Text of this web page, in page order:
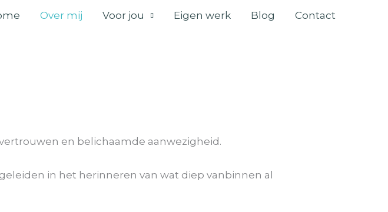
Over mij Voor jou Eigen werk Blog Contact
en belichaamde aanwezigheid.
in het herinneren van wat diep vanbinnen al